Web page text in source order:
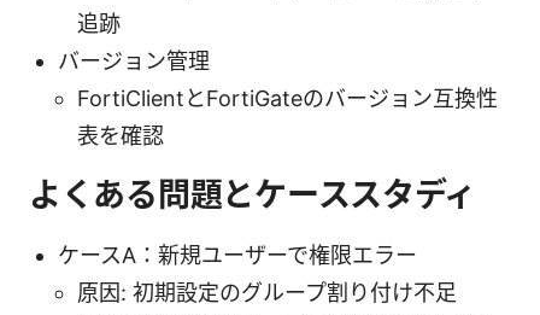
追跡
バージョン管理
FortiClientとFortiGateのバージョン互換性
表を確認
よくある問題とケーススタディ
ケースA：新規ユーザーで権限エラー
原因: 初期設定のグループ割り付け不足